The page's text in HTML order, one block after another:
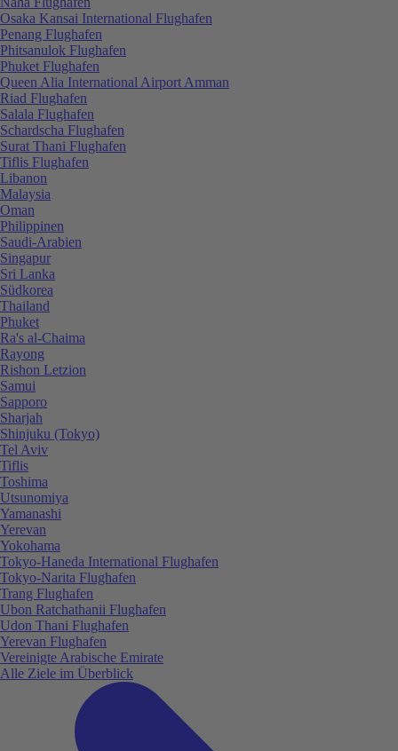
Osaka Kansai International Flughafen
Penang Flughafen
Phitsanulok Flughafen
Phuket Flughafen
Queen Alia International Airport Amman
Riad Flughafen
Salala Flughafen
Schardscha Flughafen
Surat Thani Flughafen
Tiflis Flughafen
Libanon
Malaysia
Oman
Philippinen
Saudi-Arabien
Singapur
Sri Lanka
Südkorea
Thailand
Phuket
Ra's al-Chaima
Rayong
Rishon Letzion
Samui
Sapporo
Sharjah
Shinjuku (Tokyo)
Tel Aviv
Tiflis
Toshima
Utsunomiya
Yamanashi
Yerevan
Yokohama
Tokyo-Haneda International Flughafen
Tokyo-Narita Flughafen
Trang Flughafen
Ubon Ratchathanii Flughafen
Udon Thani Flughafen
Yerevan Flughafen
Vereinigte Arabische Emirate
Alle Ziele im Überblick